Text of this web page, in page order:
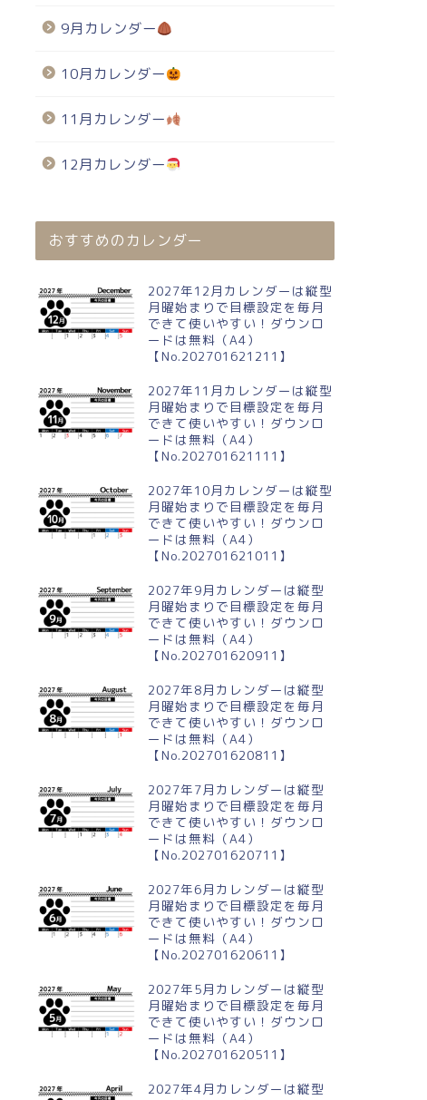
2024年・無料のカレンダーテンプレート
2024年11月横型の日曜始まり
読書イラストのおしゃれA4無料
2024年8月横型の日曜始まり 花
火イラストのかわいいA4無料カ
9月カレンダー
10月カレンダー
11月カレンダー
12月カレンダー
おすすめのカレンダー
2027年12月カレンダーは縦型
月曜始まりで目標設定を毎月
できて使いやすい！ダウンロ
ードは無料（A4）
【No.202701621211】
2027年11月カレンダーは縦型
月曜始まりで目標設定を毎月
できて使いやすい！ダウンロ
ードは無料（A4）
【No.202701621111】
2027年10月カレンダーは縦型
月曜始まりで目標設定を毎月
できて使いやすい！ダウンロ
ードは無料（A4）
【No.202701621011】
2027年9月カレンダーは縦型
月曜始まりで目標設定を毎月
できて使いやすい！ダウンロ
ードは無料（A4）
【No.202701620911】
2027年8月カレンダーは縦型
月曜始まりで目標設定を毎月
できて使いやすい！ダウンロ
ードは無料（A4）
【No.202701620811】
2027年7月カレンダーは縦型
月曜始まりで目標設定を毎月
できて使いやすい！ダウンロ
ードは無料（A4）
【No.202701620711】
2027年6月カレンダーは縦型
月曜始まりで目標設定を毎月
できて使いやすい！ダウンロ
ードは無料（A4）
【No.202701620611】
2027年5月カレンダーは縦型
月曜始まりで目標設定を毎月
できて使いやすい！ダウンロ
ードは無料（A4）
【No.202701620511】
2027年4月カレンダーは縦型